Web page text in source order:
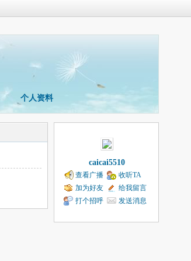
个人资料
caicai5510
查看广播
收听TA
加为好友
给我留言
打个招呼
发送消息